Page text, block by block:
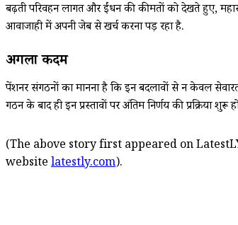
बढ़ती परिवहन लागत और ईंधन की कीमतों को देखते हुए,
आवाजाही में अपनी जेब से खर्च करना पड़ रहा है.
अगला कदम
पेंशनर संगठनों का मानना है कि इन बदलावों से न केवल
गठन के बाद ही इन प्रस्तावों पर अंतिम निर्णय की प्रक्रिया शुरू
(The above story first appeared on
website latestly.com).